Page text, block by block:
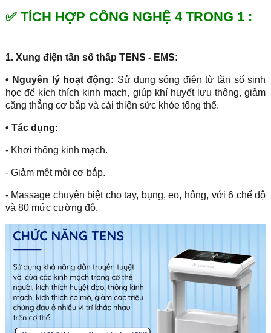
✅ TÍCH HỢP CÔNG NGHỆ 4 TRONG 1 :
1. Xung điện tần số thấp TENS - EMS:
• Nguyên lý hoạt động: Sử dụng sóng điện từ tần số sinh
học để kích thích kinh mạch, giúp khí huyết lưu thông, giảm
căng thẳng cơ bắp và cải thiện sức khỏe tổng thể.
• Tác dụng:
- Khơi thông kinh mạch.
- Giảm mệt mỏi cơ bắp.
- Massage chuyên biệt cho tay, bụng, eo, hông, với 6 chế độ
và 80 mức cường độ.